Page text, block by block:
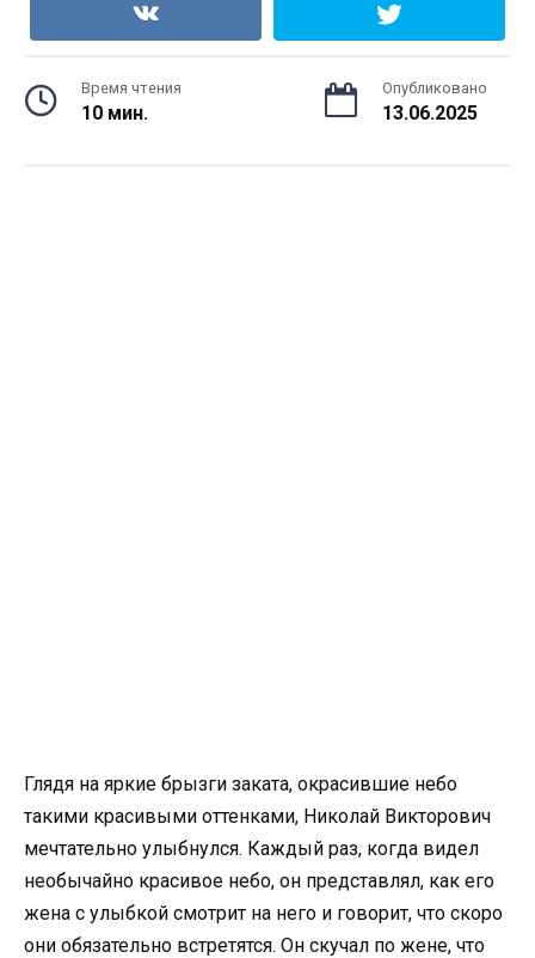
Время чтения
10 мин.
Опубликовано
13.06.2025
Глядя на яркие брызги заката, окрасившие небо
такими красивыми оттенками, Николай Викторович
мечтательно улыбнулся. Каждый раз, когда видел
необычайно красивое небо, он представлял, как его
жена с улыбкой смотрит на него и говорит, что скоро
они обязательно встретятся. Он скучал по жене, что